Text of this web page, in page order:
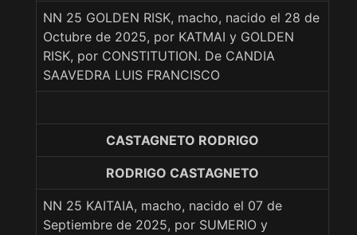
NN 25 GOLDEN RISK, macho, nacido el 28 de
Octubre de 2025, por KATMAI y GOLDEN
RISK, por CONSTITUTION. De CANDIA
SAAVEDRA LUIS FRANCISCO
CASTAGNETO RODRIGO
RODRIGO CASTAGNETO
NN 25 KAITAIA, macho, nacido el 07 de
Septiembre de 2025, por SUMERIO y